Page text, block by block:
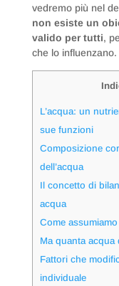
vedremo più nel
non esiste un
valido per tutti,
che lo influenzano.
L’acqua: un
sue funzioni
Composizione
dell’acqua
Il concetto di
acqua
Come
Ma quanta
Fattori che
individuale